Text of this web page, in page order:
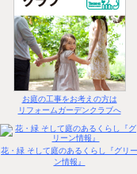
お庭の工事をお考えの方は
リフォームガーデンクラブへ
花・緑 そして庭のあるくらし『グリー
ン情報』